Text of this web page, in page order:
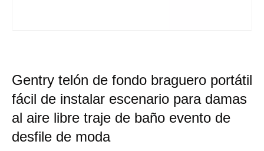
Gentry telón de fondo braguero portátil
fácil de instalar escenario para damas
al aire libre traje de baño evento de
desfile de moda